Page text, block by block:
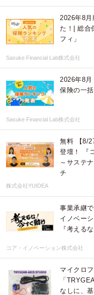
2026年8月
た！| 総合
フィ」
Sasuke Financial Lab株式会社
2026年8月
保険の一
Sasuke Financial Lab株式会社
無料 【8/
登壇！ 『
～サステ
チ
株式会社YUIDEA
事業承継
イノベー
『考える
コア・イノベーション株式会社
マイクロ
「
なしに、